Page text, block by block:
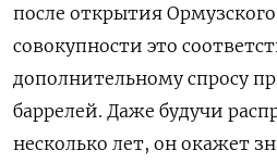
после открытия
совокупности это
дополнительному спросу
баррелей. Даже будучи
несколько лет, он окажет